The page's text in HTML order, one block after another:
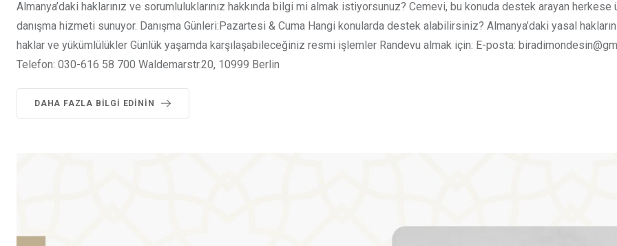
Almanya’daki haklarınız ve sorumluluklarınız hakkında bilgi mi almak istiyorsunuz? Cemevi, bu konuda destek arayan
danışma hizmeti sunuyor. Danışma Günleri:Pazartesi & Cuma Hangi konularda destek alabilirsiniz? Almanya’daki yasal
haklar ve yükümlülükler Günlük yaşamda karşılaşabileceğiniz resmi işlemler Randevu almak için: E-posta:
Telefon: 030-616 58 700 Waldemarstr.20, 10999 Berlin
DAHA FAZLA BILGI EDININ